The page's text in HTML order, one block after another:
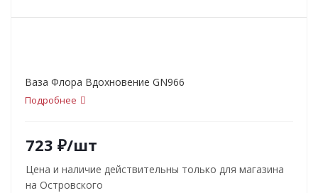
Ваза Флора Вдохновение GN966
Подробнее
723 ₽/шт
Цена и наличие действительны только для магазина
на Островского